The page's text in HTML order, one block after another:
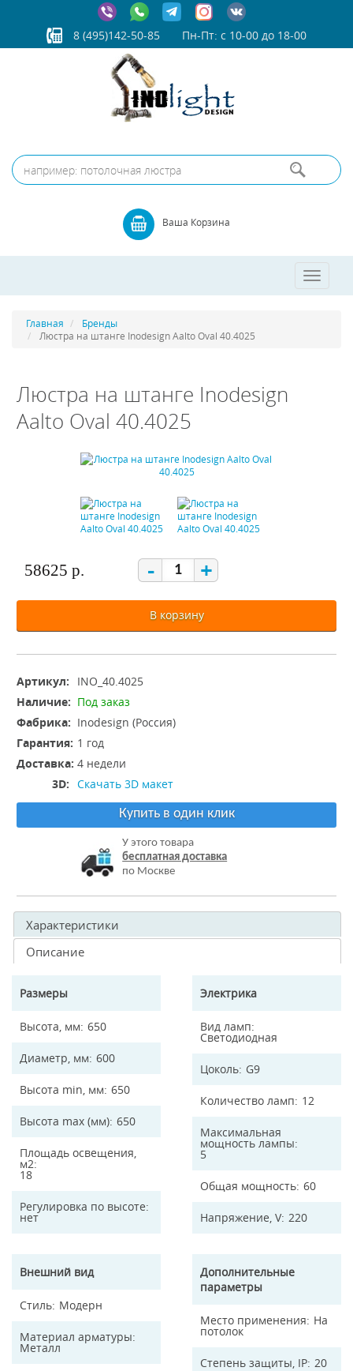
8 (495)142-50-85 Пн-Пт: с 10-00 до 18-00
Ваша Корзина
Toggle
Главная
Бренды
Люстра на штанге Inodesign Aalto Oval 40.4025
Люстра на штанге Inodesign
Aalto Oval 40.4025
58625 р. - +
В корзину
Артикул:
INO_40.4025
Наличие: Под заказ
Фабрика: Inodesign (Россия)
Гарантия: 1 год
Доставка: 4 недели
3D: Скачать 3D макет
Купить в один клик
У этого товара
бесплатная доставка
по Москве
Характеристики
Описание
Размеры
Высота, мм 650
Диаметр, мм 600
Высота min, мм 650
Высота max (мм) 650
Площадь освещения,
м2
18
Регулировка по высоте
нет
Внешний вид
Стиль Модерн
Материал арматуры
Металл
Электрика
Вид ламп
Светодиодная
Цоколь G9
Количество ламп 12
Максимальная
мощность лампы
5
Общая мощность 60
Напряжение, V 220
Дополнительные
параметры
Место применения На
потолок
Степень защиты, IP 20